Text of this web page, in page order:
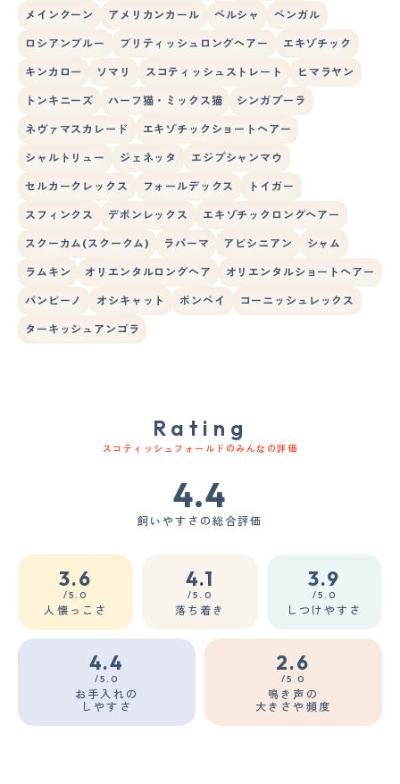
メインクーン アメリカンカール ペルシャ ベンガル
ロシアンブルー ブリティッシュロングヘアー エキゾチック
キンカロー ソマリ スコティッシュストレート ヒマラヤン
トンキニーズ ハーフ猫・ミックス猫 シンガプーラ
ネヴァマスカレード エキゾチックショートヘアー
シャルトリュー ジェネッタ エジプシャンマウ
セルカークレックス フォールデックス トイガー
スフィンクス デボンレックス エキゾチックロングヘアー
スクーカム(スクークム) ラパーマ アビシニアン シャム
ラムキン オリエンタルロングヘア オリエンタルショートヘアー
バンビーノ オシキャット ボンベイ コーニッシュレックス
ターキッシュアンゴラ
Rating
スコティッシュフォールドのみんなの評価
4.4
飼いやすさの総合評価
3.6
/5.0
人懐っこさ
4.1
/5.0
落ち着き
3.9
/5.0
しつけやすさ
4.4
/5.0
お手入れの
しやすさ
2.6
/5.0
鳴き声の
大きさや頻度